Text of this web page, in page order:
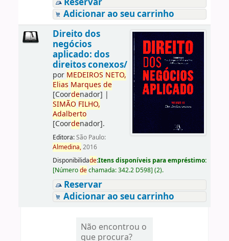
Adicionar ao seu carrinho
Direito dos
negócios
aplicado: dos
direitos conexos/
por MEDEIROS NETO,
Elias Marques de
[Coordenador] |
SIMÃO FILHO,
Adalberto
[Coordenador].
Editora:São Paulo:
Almedina,2016
Disponibilidade:Itens disponíveis para empréstimo:
[Númerodechamada:342.2 D598] (2).
Reservar
Adicionar ao seu carrinho
Não encontrou o
que procura?